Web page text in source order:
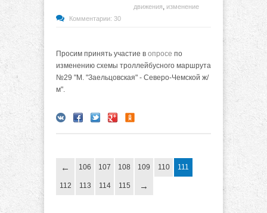
движения, изменение
Комментарии: 30
Просим принять участие в опросе по
изменению схемы троллейбусного маршрута
№29 "М. "Заельцовская" - Северо-Чемской ж/
м".
106 107 108 109 110 111
112 113 114 115